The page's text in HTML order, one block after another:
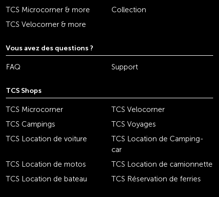
TCS Microcorner & more
Collection
TCS Velocorner & more
Vous avez des questions ?
FAQ Support
TCS Shops
TCS Microcorner
TCS Velocorner
TCS Campings
TCS Voyages
TCS Location de voiture
TCS Location de Camping-
car
TCS Location de motos
TCS Location de camionnette
TCS Location de bateau
TCS Réservation de ferries